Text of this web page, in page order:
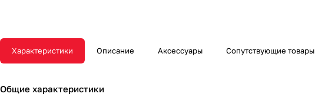
Характеристики Описание Аксессуары Сопутствующие товары
Общие характеристики